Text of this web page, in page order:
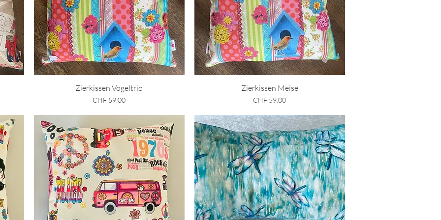
Schnellansicht
Zierkissen Vogeltrio
Preis
CHF 59.00
Schnellansicht
Zierkissen Meise
Preis
CHF 59.00